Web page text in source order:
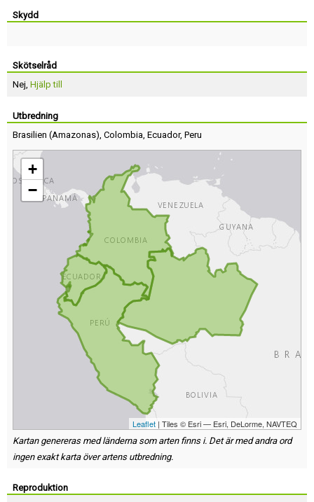
Skydd
Skötselråd
Nej, Hjälp till
Utbredning
Brasilien (Amazonas), Colombia, Ecuador, Peru
+
−
Leaflet | Tiles © Esri — Esri, DeLorme, NAVTEQ
Kartan genereras med länderna som arten finns i. Det är med andra ord
ingen exakt karta över artens utbredning.
Reproduktion